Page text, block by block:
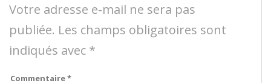
Votre adresse e-mail ne sera pas
publiée. Les champs obligatoires sont
indiqués avec *
Commentaire*